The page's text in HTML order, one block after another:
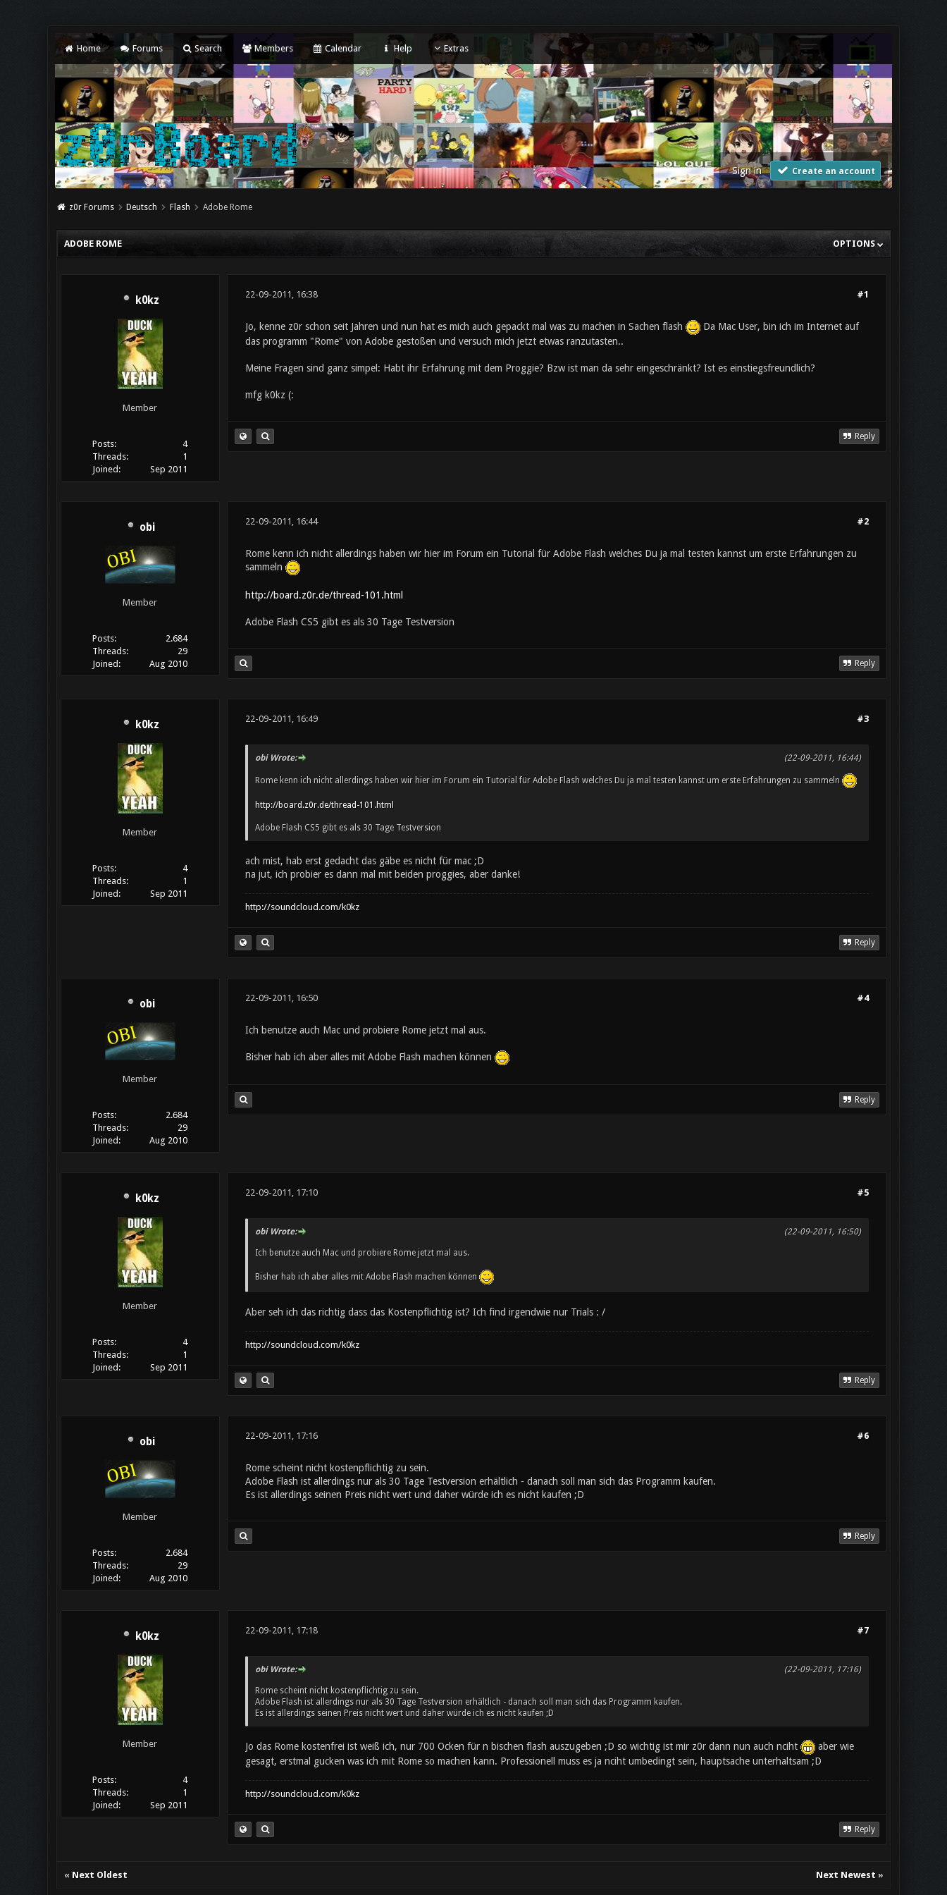
Home Forums Search Members Calendar Help Extras
Sign in Create an account
z0r Forums Deutsch Flash Adobe Rome
OPTIONS
ADOBE ROME
k0kz
Member
Posts:
4
Threads:
1
Joined:
Sep 2011
#1
22-09-2011, 16:38
Jo, kenne z0r schon seit Jahren und nun hat es mich auch gepackt mal was zu machen in Sachen flash
Da Mac User, bin ich im Internet auf
das programm "Rome" von Adobe gestoßen und versuch mich jetzt etwas ranzutasten..
Meine Fragen sind ganz simpel: Habt ihr Erfahrung mit dem Proggie? Bzw ist man da sehr eingeschränkt? Ist es einstiegsfreundlich?
mfg k0kz (:
Reply
obi
Member
Posts:
2.684
Threads:
29
Joined:
Aug 2010
#2
22-09-2011, 16:44
Rome kenn ich nicht allerdings haben wir hier im Forum ein Tutorial für Adobe Flash welches Du ja mal testen kannst um erste Erfahrungen zu
sammeln
http://board.z0r.de/thread-101.html
Adobe Flash CS5 gibt es als 30 Tage Testversion
Reply
k0kz
Member
Posts:
4
Threads:
1
Joined:
Sep 2011
#3
22-09-2011, 16:49
(22-09-2011, 16:44)
obi Wrote:
Rome kenn ich nicht allerdings haben wir hier im Forum ein Tutorial für Adobe Flash welches Du ja mal testen kannst um erste Erfahrungen zu sammeln
http://board.z0r.de/thread-101.html
Adobe Flash CS5 gibt es als 30 Tage Testversion
ach mist, hab erst gedacht das gäbe es nicht für mac ;D
na jut, ich probier es dann mal mit beiden proggies, aber danke!
http://soundcloud.com/k0kz
Reply
obi
Member
Posts:
2.684
Threads:
29
Joined:
Aug 2010
#4
22-09-2011, 16:50
Ich benutze auch Mac und probiere Rome jetzt mal aus.
Bisher hab ich aber alles mit Adobe Flash machen können
Reply
k0kz
Member
Posts:
4
Threads:
1
Joined:
Sep 2011
#5
22-09-2011, 17:10
(22-09-2011, 16:50)
obi Wrote:
Ich benutze auch Mac und probiere Rome jetzt mal aus.
Bisher hab ich aber alles mit Adobe Flash machen können
Aber seh ich das richtig dass das Kostenpflichtig ist? Ich find irgendwie nur Trials : /
http://soundcloud.com/k0kz
Reply
obi
Member
Posts:
2.684
Threads:
29
Joined:
Aug 2010
#6
22-09-2011, 17:16
Rome scheint nicht kostenpflichtig zu sein.
Adobe Flash ist allerdings nur als 30 Tage Testversion erhältlich - danach soll man sich das Programm kaufen.
Es ist allerdings seinen Preis nicht wert und daher würde ich es nicht kaufen ;D
Reply
k0kz
Member
Posts:
4
Threads:
1
Joined:
Sep 2011
#7
22-09-2011, 17:18
(22-09-2011, 17:16)
obi Wrote:
Rome scheint nicht kostenpflichtig zu sein.
Adobe Flash ist allerdings nur als 30 Tage Testversion erhältlich - danach soll man sich das Programm kaufen.
Es ist allerdings seinen Preis nicht wert und daher würde ich es nicht kaufen ;D
Jo das Rome kostenfrei ist weiß ich, nur 700 Ocken für n bischen flash auszugeben ;D so wichtig ist mir z0r dann nun auch nciht
aber wie
gesagt, erstmal gucken was ich mit Rome so machen kann. Professionell muss es ja nciht umbedingt sein, hauptsache unterhaltsam ;D
http://soundcloud.com/k0kz
Reply
« Next Oldest Next Newest »